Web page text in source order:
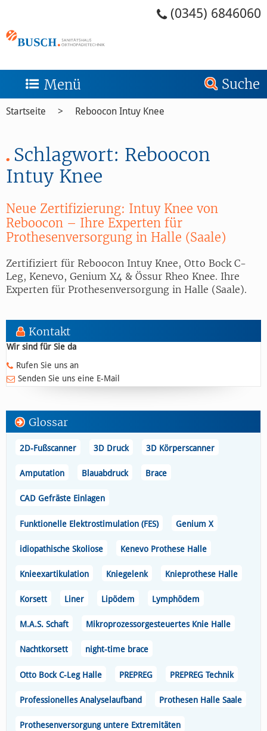
(0345) 6846060
Suche
Menü
Startseite Reboocon Intuy Knee
Schlagwort: Reboocon
Intuy Knee
Neue Zertifizierung: Intuy Knee von
Reboocon – Ihre Experten für
Prothesenversorgung in Halle (Saale)
Zertifiziert für Reboocon Intuy Knee, Otto Bock C-
Leg, Kenevo, Genium X4 & Össur Rheo Knee. Ihre
Experten für Prothesenversorgung in Halle (Saale).
Kontakt
Wir sind für Sie da
Rufen Sie uns an
Senden Sie uns eine E-Mail
Glossar
2D-Fußscanner 3D Druck 3D Körperscanner
Amputation Blauabdruck Brace
CAD Gefräste Einlagen
Funktionelle Elektrostimulation (FES) Genium X
idiopathische Skoliose Kenevo Prothese Halle
Knieexartikulation Kniegelenk Knieprothese Halle
Korsett Liner Lipödem Lymphödem
M.A.S. Schaft Mikroprozessorgesteuertes Knie Halle
Nachtkorsett night-time brace
Otto Bock C-Leg Halle PREPREG PREPREG Technik
Professionelles Analyselaufband Prothesen Halle Saale
Prothesenversorgung untere Extremitäten